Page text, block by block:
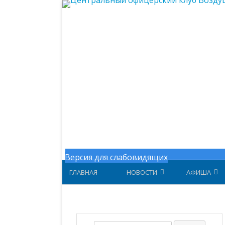
Центральный офицерский
Версия для слабовидящих
ГЛАВНАЯ НОВОСТИ
НОВОСТИ ЦОК ВКС
АФИША
АФИША 2023